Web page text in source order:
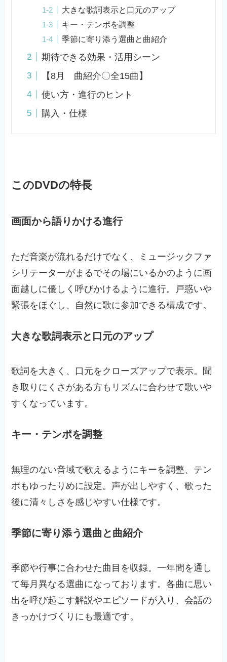
大きな歌詞表示と口元のアップ
キー・テンポを調整
季節に寄り添う選曲と曲紹介
期待できる効果・活用シーン
【8月 曲紹介〇全15曲】
使い方・進行のヒント
購入・仕様
このDVDの特長
画面から語りかける進行
ただ音楽が流れるだけでなく、ミュージックファ
シリテーターがまるでその場にいるかのように画
面越しに優しく呼びかけるように進行。戸惑いや
緊張をほぐし、自然に歌に参加できる構成です。
大きな歌詞表示と口元のアップ
歌詞を大きく、口元をクローズアップで表示。聞
き取りにくさがある方もリズムに合わせて歌いや
すくなっています。
キー・テンポを調整
無理のない音域で歌えるようにキーを調整、テン
ポもゆったりめに設定。声が出しやすく、歌った
後に清々しさを感じやすい仕様です。
季節に寄り添う選曲と曲紹介
季節や行事に合わせた曲目を収録。一年間を通し
て毎月異なる選曲になっております。各曲に思い
出を呼び起こす解説やエピソードが入り、会話の
きっかけづくりにも最適です。